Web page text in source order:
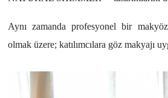
Aynı zamanda profesyonel bir
olmak üzere; katılımcılara göz makyajı